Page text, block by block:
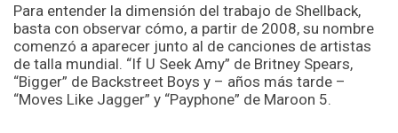
Para entender la dimensión del trabajo de Shellback,
basta con observar cómo, a partir de 2008, su nombre
comenzó a aparecer junto al de canciones de artistas
de talla mundial. “If U Seek Amy” de Britney Spears,
“Bigger” de Backstreet Boys y – años más tarde –
“Moves Like Jagger” y “Payphone” de Maroon 5.